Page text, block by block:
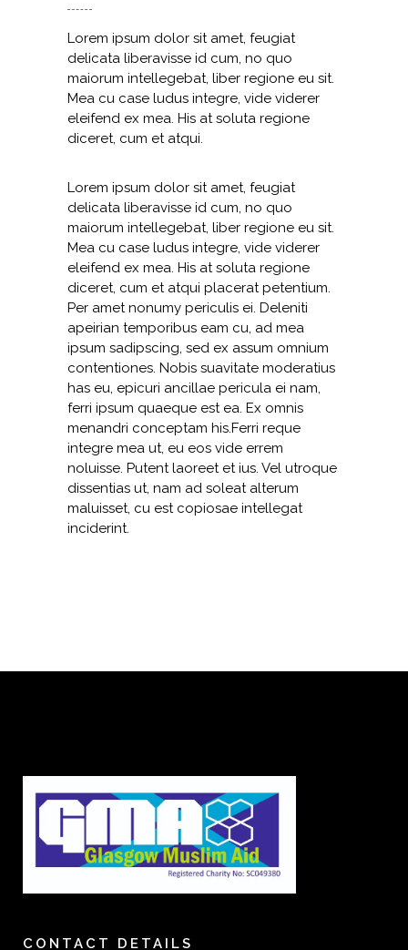
Lorem ipsum dolor sit amet, feugiat
delicata liberavisse id cum, no quo
maiorum intellegebat, liber regione eu sit.
Mea cu case ludus integre, vide viderer
eleifend ex mea. His at soluta regione
diceret, cum et atqui.
Lorem ipsum dolor sit amet, feugiat
delicata liberavisse id cum, no quo
maiorum intellegebat, liber regione eu sit.
Mea cu case ludus integre, vide viderer
eleifend ex mea. His at soluta regione
diceret, cum et atqui placerat petentium.
Per amet nonumy periculis ei. Deleniti
apeirian temporibus eam cu, ad mea
ipsum sadipscing, sed ex assum omnium
contentiones. Nobis suavitate moderatius
has eu, epicuri ancillae pericula ei nam,
ferri ipsum quaeque est ea. Ex omnis
menandri conceptam his.Ferri reque
integre mea ut, eu eos vide errem
noluisse. Putent laoreet et ius. Vel utroque
dissentias ut, nam ad soleat alterum
maluisset, cu est copiosae intellegat
inciderint.
CONTACT DETAILS